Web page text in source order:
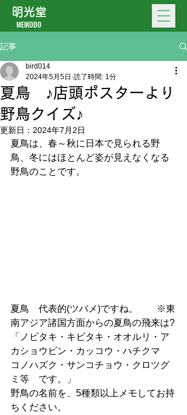
明光堂
MEIKODO
記事
夏鳥 ♪店頭ポスターより
野鳥クイズ♪
bird014
2024年5月5日 読了時間: 1分
更新日： 2024年7月2日
夏鳥は、春～秋に日本で見られる野
鳥、冬にはほとんど姿が見えなくなる
野鳥のことです。
夏鳥　代表的(ツバメ)ですね。　　※東
南アジア諸国方面からの夏鳥の飛来は?
「ノビタキ・キビタキ・オオルリ・ア
カショウビン・カッコウ・ハチクマ
コノハズク・サンコチョウ・クロツグ
ミ等　です。」
野鳥の名前を、5種類以上メモしてお持
ちください。